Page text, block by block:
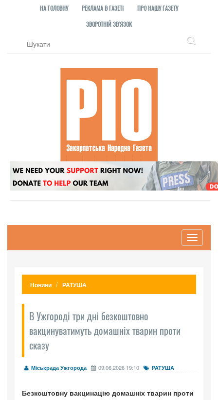
НА ГОЛОВНУ РЕКЛАМА В ГАЗЕТІ
ПРО НАШУ ГАЗЕТУ
ЗВОРОТНІЙ ЗВ'ЯЗОК
Toggle
Новини РАТУША
В Ужгороді три дні безкоштовно
вакцинуватимуть домашніх тварин проти
сказу
Міськрада Ужгорода 09.06.2026 19:10 РАТУША
Безкоштовну вакцинацію домашніх тварин проти